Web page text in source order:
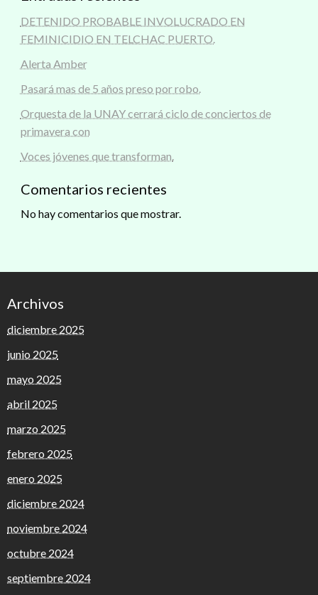
DETENIDO PROBABLE INVOLUCRADO EN
FEMINICIDIO EN TELCHAC PUERTO.
Alerta Amber
Pasará mas de 5 años preso por robo.
Orquesta de la UNAY cerrará ciclo de conciertos de
primavera con
Voces jóvenes que transforman.
Comentarios recientes
No hay comentarios que mostrar.
Archivos
diciembre 2025
junio 2025
mayo 2025
abril 2025
marzo 2025
febrero 2025
enero 2025
diciembre 2024
noviembre 2024
octubre 2024
septiembre 2024